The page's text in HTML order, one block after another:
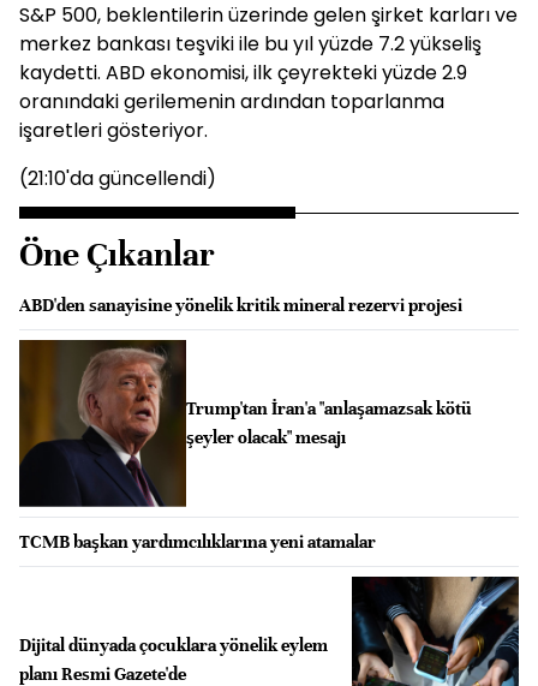
S&P 500, beklentilerin üzerinde gelen şirket karları ve
merkez bankası teşviki ile bu yıl yüzde 7.2 yükseliş
kaydetti. ABD ekonomisi, ilk çeyrekteki yüzde 2.9
oranındaki gerilemenin ardından toparlanma
işaretleri gösteriyor.
(21:10'da güncellendi)
Öne Çıkanlar
ABD'den sanayisine yönelik kritik mineral rezervi projesi
Trump'tan İran'a "anlaşamazsak kötü
şeyler olacak" mesajı
TCMB başkan yardımcılıklarına yeni atamalar
Dijital dünyada çocuklara yönelik eylem
planı Resmi Gazete'de